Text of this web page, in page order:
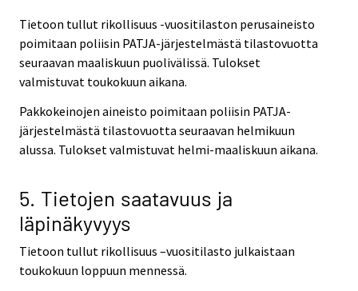
Tietoon tullut rikollisuus -vuositilaston perusaineisto
poimitaan poliisin PATJA-järjestelmästä tilastovuotta
seuraavan maaliskuun puolivälissä. Tulokset
valmistuvat toukokuun aikana.
Pakkokeinojen aineisto poimitaan poliisin PATJA-
järjestelmästä tilastovuotta seuraavan helmikuun
alussa. Tulokset valmistuvat helmi-maaliskuun aikana.
5. Tietojen saatavuus ja
läpinäkyvyys
Tietoon tullut rikollisuus –vuositilasto julkaistaan
toukokuun loppuun mennessä.